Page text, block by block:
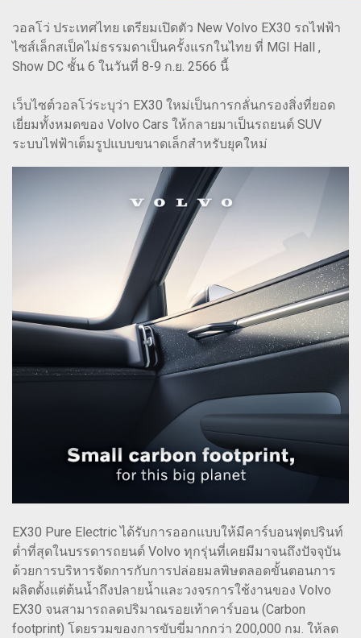
วอลโว่ ประเทศไทย เตรียมเปิดตัว New Volvo EX30 รถไฟฟ้า
ไซส์เล็กสเป็คไม่ธรรมดาเป็นครั้งแรกในไทย ที่ MGI Hall ,
Show DC ชั้น 6 ในวันที่ 8-9 ก.ย. 2566 นี้
เว็บไซต์วอลโว่ระบุว่า EX30 ใหม่เป็นการกลั่นกรองสิ่งที่ยอด
เยี่ยมทั้งหมดของ Volvo Cars ให้กลายมาเป็นรถยนต์ SUV
ระบบไฟฟ้าเต็มรูปแบบขนาดเล็กสำหรับยุคใหม่
EX30 Pure Electric ได้รับการออกแบบให้มีคาร์บอนฟุตปรินท์
ต่ำที่สุดในบรรดารถยนต์ Volvo ทุกรุ่นที่เคยมีมาจนถึงปัจจุบัน
ด้วยการบริหารจัดการกับการปล่อยมลพิษตลอดขั้นตอนการ
ผลิตตั้งแต่ต้นน้ำถึงปลายน้ำและวงจรการใช้งานของ Volvo
EX30 จนสามารถลดปริมาณรอยเท้าคาร์บอน (Carbon
footprint) โดยรวมของการขับขี่มากกว่า 200,000 กม. ให้ลด